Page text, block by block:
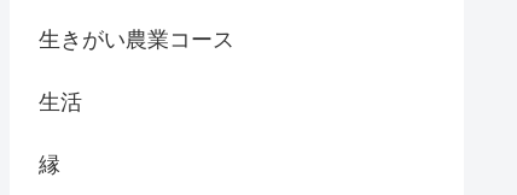
生きがい農業コース
生活
縁